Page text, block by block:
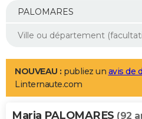
Mobiles
Meilleur smartphone
Internet
Ordinateurs
Jeux vidéo
Guide high-tech
Aménagement intérieur
LIFESTYLE
Art de vivre
Bien-être
Loisirs
Mode
Modes de vie
Alimentation
Guide de la santé
Maladies
Médicaments
Sommeil
VOYAGE
NOUVEAU : publiez un avis de
Linternaute.com
Maria PALOMARES (92